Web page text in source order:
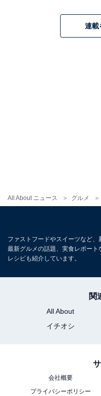
All About ニュース グルメ
沖縄の「さかな天ぷら
連載
ファストフードやスイーツなど
最新グルメの話題、実食レポー
レシピも紹介しています。
関
All About
イチオシ
会社概要
プライバシーポリシー